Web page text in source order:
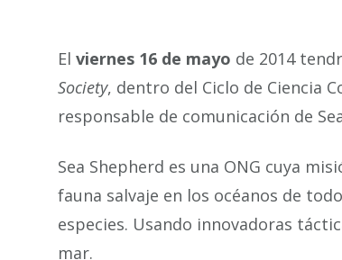
El viernes 16 de mayo de 2014
Society, dentro del Ciclo de Ciencia
responsable de comunicación de
Sea Shepherd es una ONG cuya
fauna salvaje en los océanos de
especies. Usando innovadoras
mar.